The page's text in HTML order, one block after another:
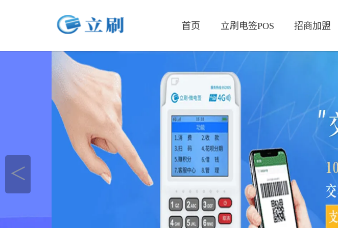
首页 立刷电签POS 招商加盟
＜